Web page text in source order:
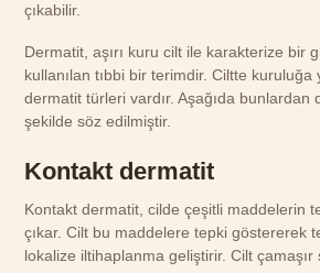
çıkabilir.
Dermatit, aşırı kuru cilt ile karakterize bir
kullanılan tıbbi bir terimdir. Ciltte
dermatit türleri vardır. Aşağıda bunlardan
şekilde söz edilmiştir.
Kontakt dermatit
Kontakt dermatit, cilde çeşitli maddelerin
çıkar. Cilt bu maddelere tepki göstererek
lokalize iltihaplanma geliştirir. Cilt